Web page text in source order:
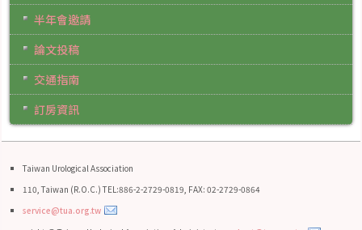
半年會邀請
論文投稿
交通指南
訂房資訊
Taiwan Urological Association
110, Taiwan (R.O.C.) TEL:886-2-2729-0819, FAX: 02-2729-0864
service@tua.org.tw